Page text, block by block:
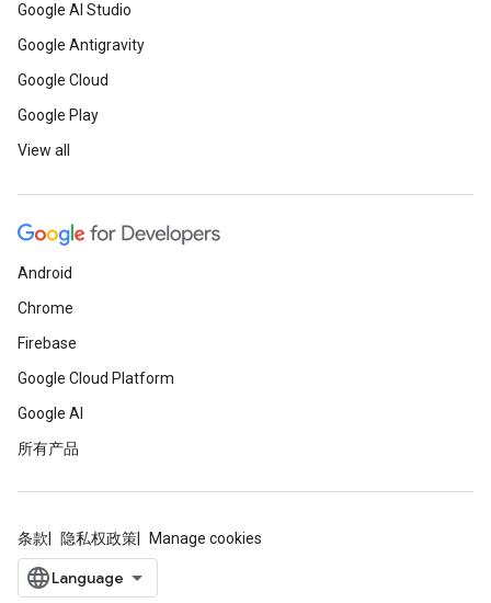
Google AI Studio
Google Antigravity
Google Cloud
Google Play
View all
Android
Chrome
Firebase
Google Cloud Platform
Google AI
所有产品
条款 隐私权政策 Manage cookies